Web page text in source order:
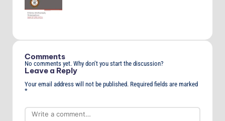
Comments
No comments yet. Why don’t you start the discussion?
Leave a Reply
Your email address will not be published. Required fields are marked
*